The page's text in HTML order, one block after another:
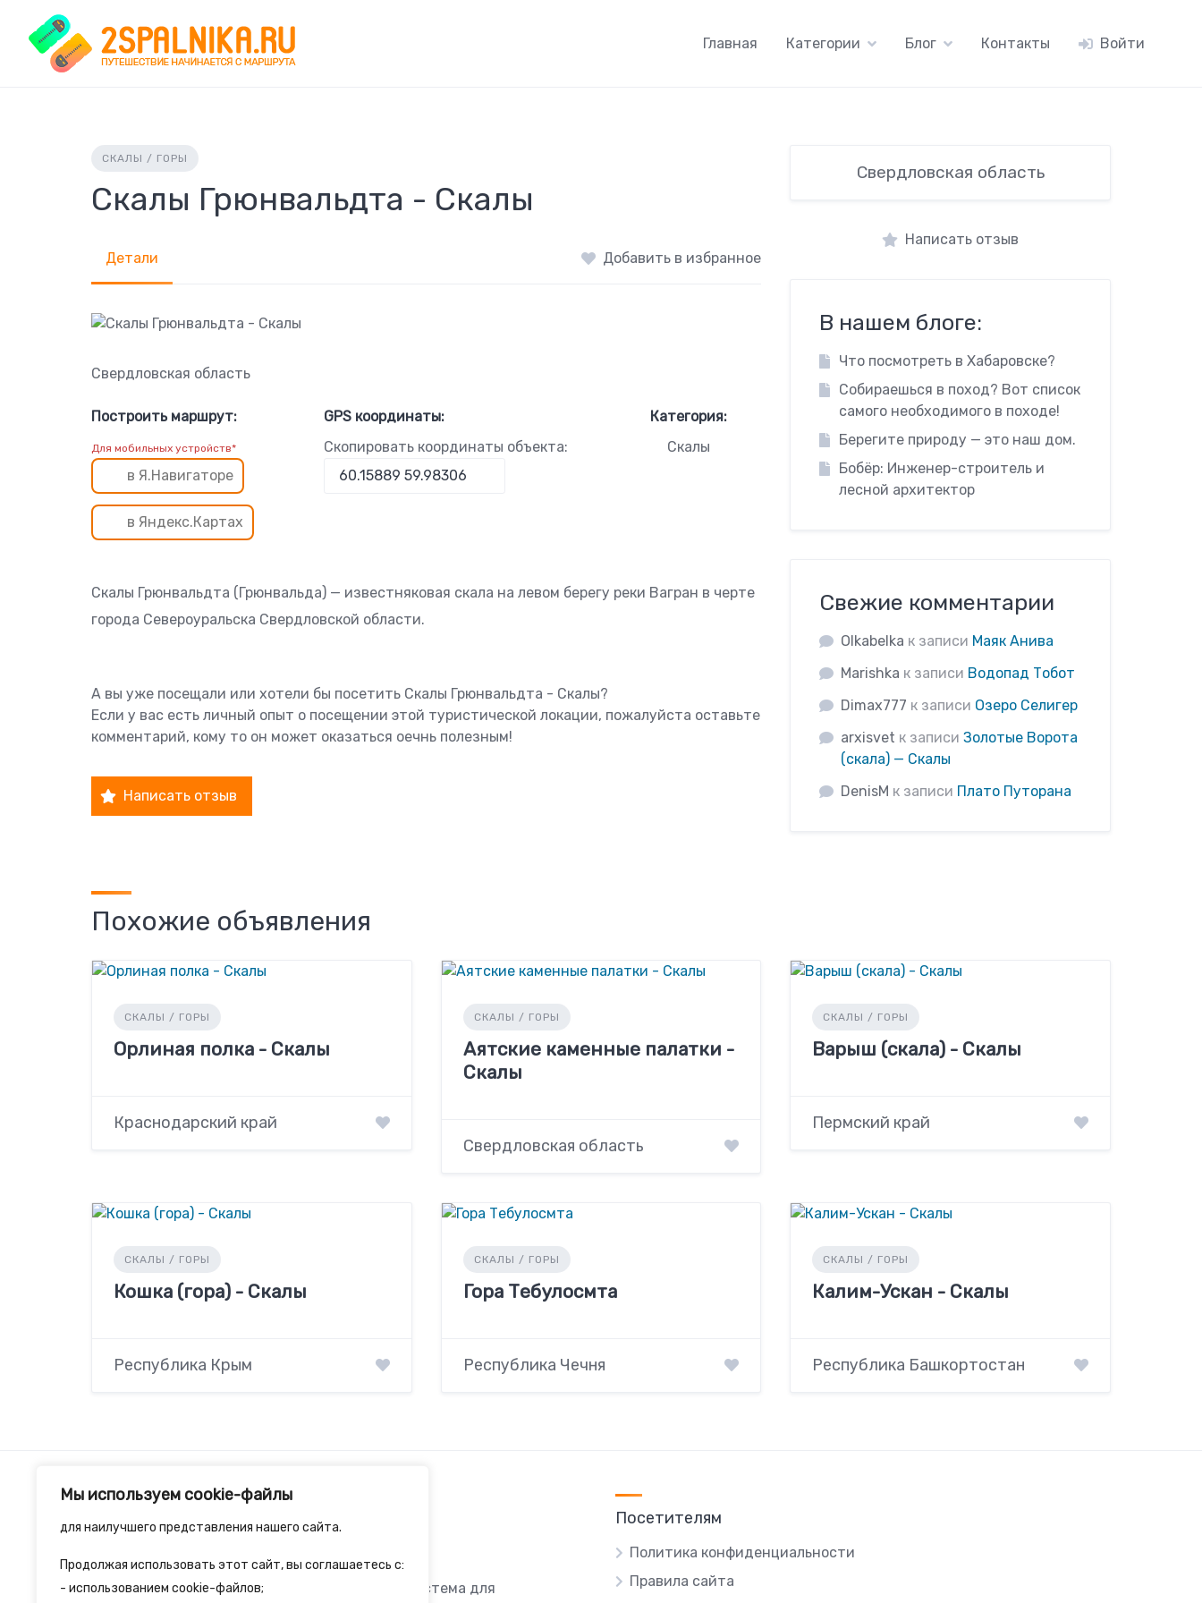
Мы используем cookie-файлы
для наилучшего представления нашего сайта.
Продолжая использовать этот сайт, вы соглашаетесь с:
- использованием cookie-файлов;
content
Главная Категории Блог Контакты Войти
СКАЛЫ / ГОРЫ
Скалы Грюнвальдта - Скалы
Детали Добавить в избранное
Свердловская область
Построить маршрут:
Для мобильных устройств*
в Я.Навигаторе
в Яндекс.Картах
GPS координаты:
Скопировать координаты объекта:
Категория:
Скалы
Скалы Грюнвальдта (Грюнвальда) — известняковая скала на левом берегу реки Вагран в черте
города Североуральска Свердловской области.
А вы уже посещали или хотели бы посетить Скалы Грюнвальдта - Скалы?
Если у вас есть личный опыт о посещении этой туристической локации, пожалуйста оставьте
комментарий, кому то он может оказаться оечнь полезным!
Написать отзыв
Свердловская область
Написать отзыв
В нашем блоге:
Что посмотреть в Хабаровске?
Собираешься в поход? Вот список
самого необходимого в походе!
Берегите природу — это наш дом.
Бобёр: Инженер-строитель и
лесной архитектор
Свежие комментарии
Olkabelka к записи Маяк Анива
Marishka к записи Водопад Тобот
Dimax777 к записи Озеро Селигер
arxisvet к записиЗолотые Ворота
(скала) — Скалы
DenisM к записи Плато Путорана
Похожие объявления
СКАЛЫ / ГОРЫ
Орлиная полка - Скалы
Краснодарский край
СКАЛЫ / ГОРЫ
Аятские каменные палатки -
Скалы
Свердловская область
СКАЛЫ / ГОРЫ
Варыш (скала) - Скалы
Пермский край
СКАЛЫ / ГОРЫ
Кошка (гора) - Скалы
Республика Крым
СКАЛЫ / ГОРЫ
Гора Тебулосмта
Республика Чечня
СКАЛЫ / ГОРЫ
Калим-Ускан - Скалы
Республика Башкортостан
2spalnika.ru — это удобная информационная система для
Посетителям
Политика конфиденциальности
Правила сайта